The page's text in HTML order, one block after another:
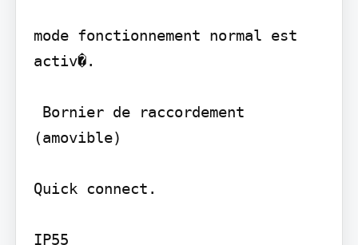
mode fonctionnement normal est
activ�.
(amovible)
Quick connect.
IP55